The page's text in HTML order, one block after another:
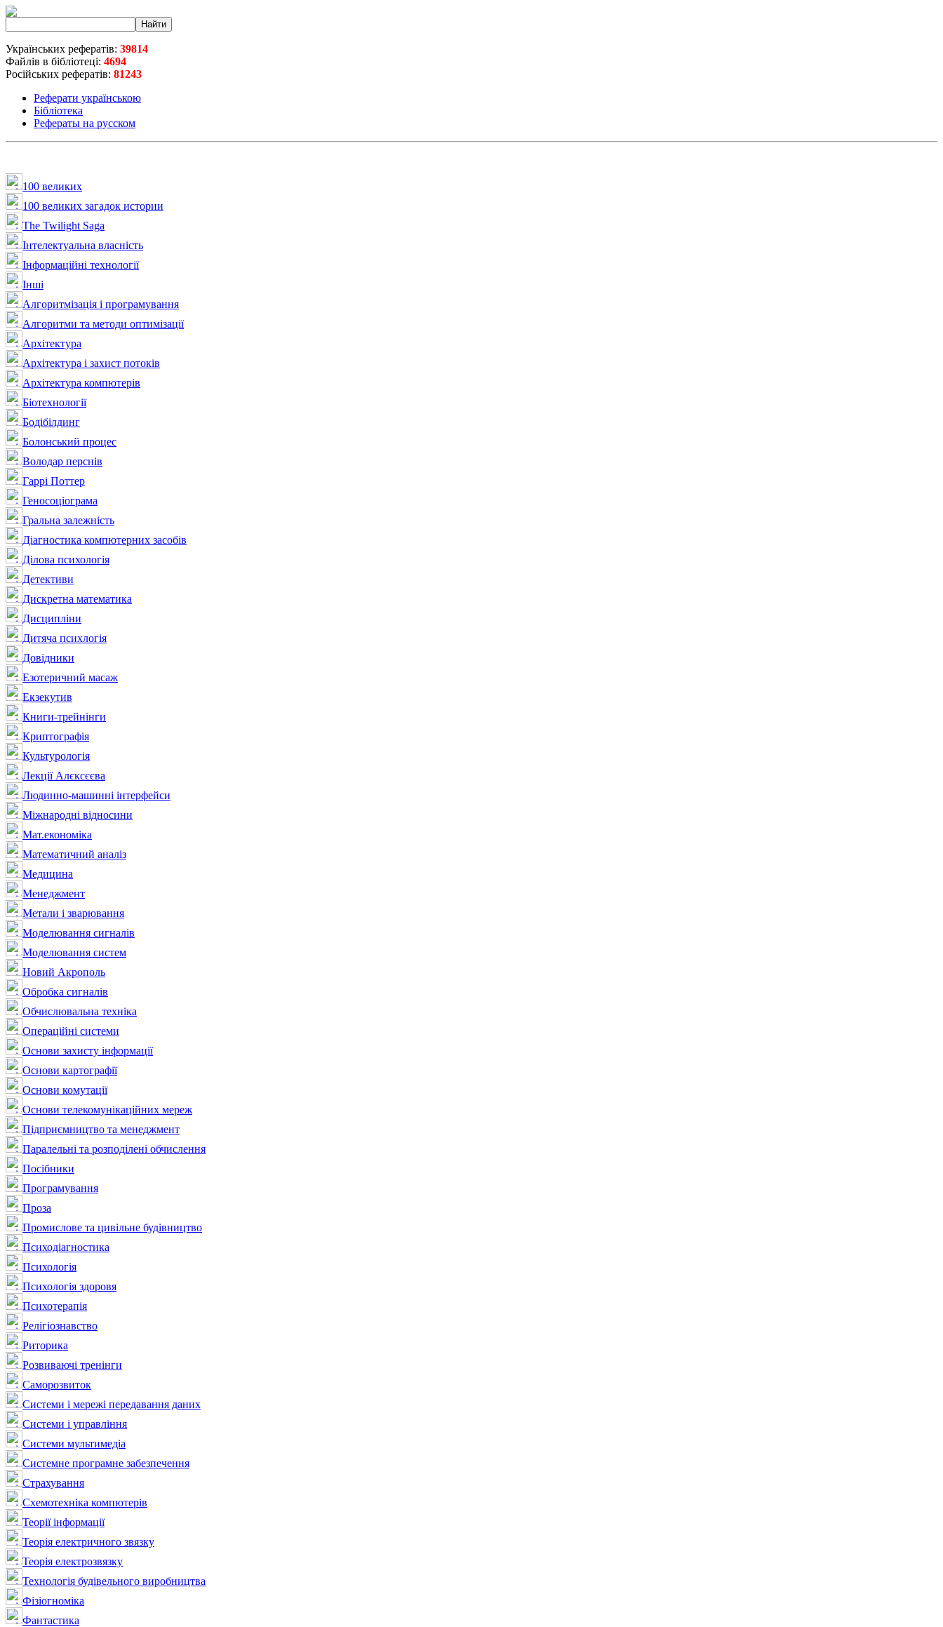
Українських рефератів: 39814
Файлів в бібліотеці: 4694
Російських рефератів: 81243
Реферати українською
Бібліотека
Рефераты на русском
100 великих
100 великих загадок истории
The Twilight Saga
Інтелектуальна влaсність
Інформаційні технології
Інші
Алгоритмізація і програмування
Алгоритми та методи оптимізації
Архітектура
Архітектура і захист потоків
Архітектура компютерів
Біотехнології
Бодібілдинг
Болонський процес
Володар перснів
Гаррі Поттер
Геносоціограма
Гральна залежність
Діагностика компютерних засобів
Ділова психологія
Детективи
Дискретна математика
Дисципліни
Дитяча психлогія
Довідники
Езотеричний масаж
Екзекутив
Книги-трейнінги
Криптографія
Культурологія
Лекції Алєксєєва
Людинно-машинні інтерфейси
Міжнародні відносини
Мат.економіка
Математичний аналіз
Медицина
Менеджмент
Метали і зварювання
Моделювання сигналів
Моделювання систем
Новий Акрополь
Обробка сигналів
Обчислювальна техніка
Операційні системи
Основи захисту інформації
Основи картографії
Основи комутації
Основи телекомунікаційних мереж
Підприємництво та менеджмент
Паралельні та розподілені обчислення
Посібники
Програмування
Проза
Промислове та цивільне будівництво
Психодіагностика
Психологія
Психологія здоровя
Психотерапія
Релігіознавство
Риторика
Розвиваючі тренінги
Саморозвиток
Системи і мережі передавання даних
Системи і управління
Системи мультимедіа
Системне програмне забезпечення
Страхування
Схемотехніка компютерів
Теорії інформації
Теорія електричного звязку
Теорія електрозвязку
Технологія будівельного виробництва
Фізіогноміка
Фантастика